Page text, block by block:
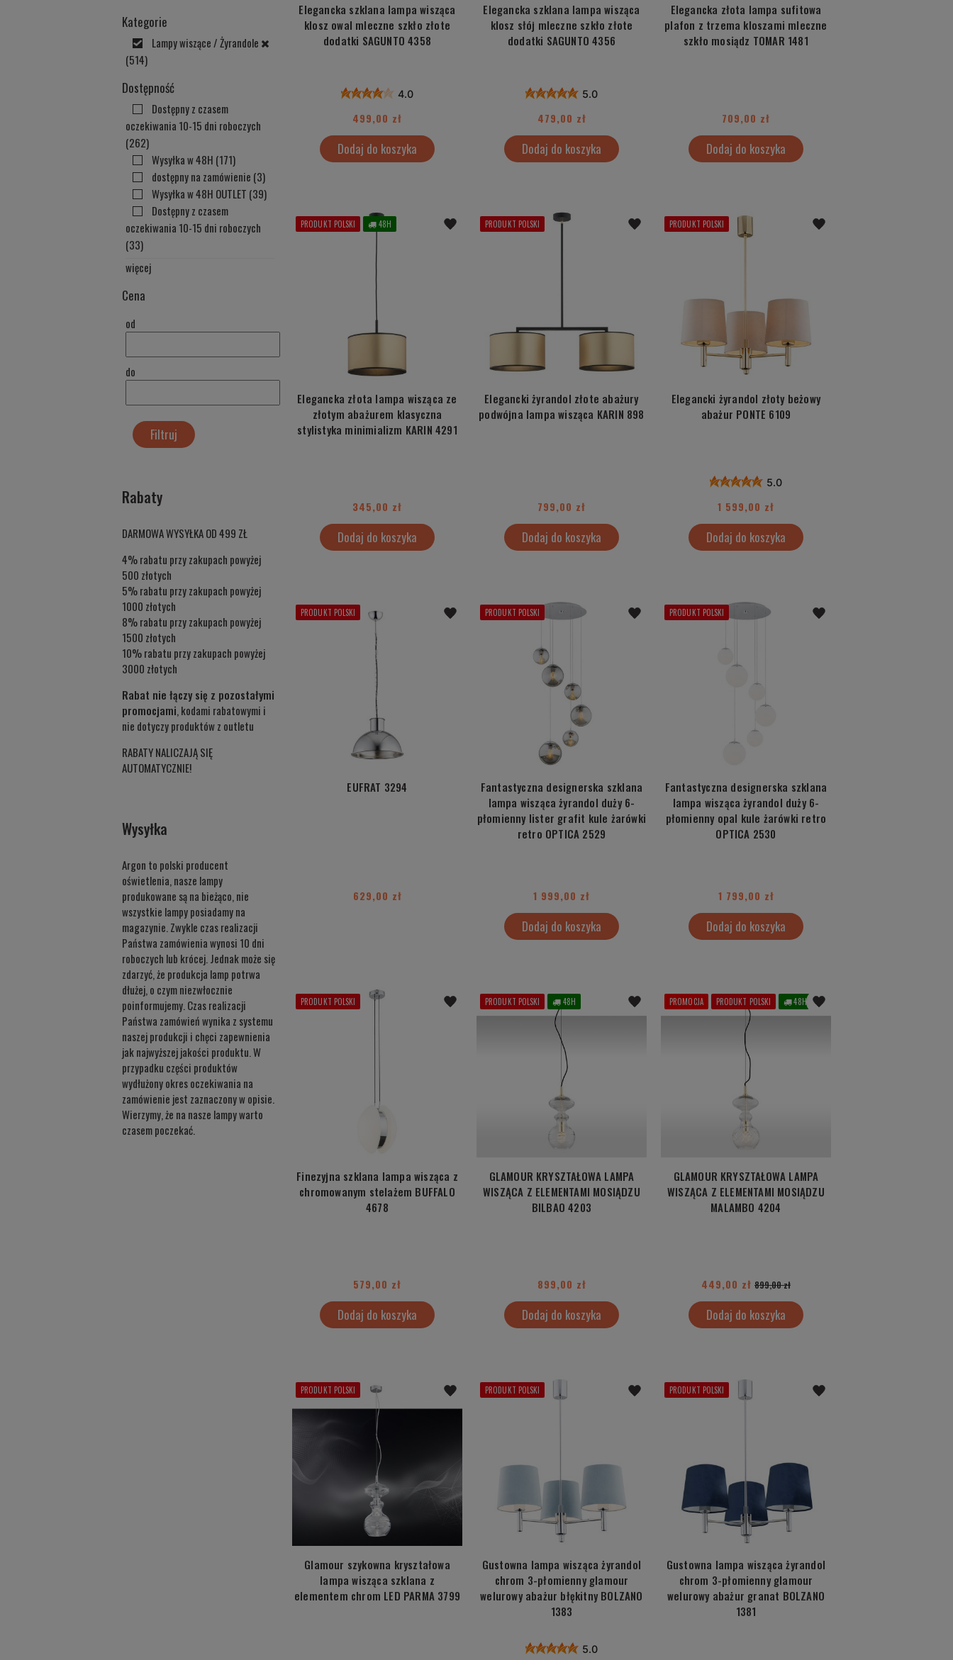
Kategorie
Lampy wiszące / Żyrandole
(514)
Dostępność
Dostępny z czasem
oczekiwania 10-15 dni roboczych
(262)
Wysyłka w 48H (171)
dostępny na zamówienie (3)
Wysyłka w 48H OUTLET (39)
Dostępny z czasem
oczekiwania 10-15 dni roboczych
(33)
więcej
Cena
od
do
Filtruj
Rabaty
DARMOWA WYSYŁKA OD 499 ZŁ
4% rabatu przy zakupach powyżej
500 złotych
5% rabatu przy zakupach powyżej
1000 złotych
8% rabatu przy zakupach powyżej
1500 złotych
10% rabatu przy zakupach powyżej
3000 złotych
Rabat nie łączy się z pozostałymi
promocjami , kodami rabatowymi i
nie dotyczy produktów z outletu
RABATY NALICZAJĄ SIĘ
AUTOMATYCZNIE!
Wysyłka
Argon to polski producent
oświetlenia, nasze lampy
produkowane są na bieżąco, nie
wszystkie lampy posiadamy na
magazynie. Zwykle czas realizacji
Państwa zamówienia wynosi 10 dni
roboczych lub krócej. Jednak może się
zdarzyć, że produkcja lamp potrwa
dłużej, o czym niezwłocznie
poinformujemy. Czas realizacji
Państwa zamówień wynika z systemu
naszej produkcji i chęci zapewnienia
jak najwyższej jakości produktu. W
przypadku części produktów
wydłużony okres oczekiwania na
zamówienie jest zaznaczony w opisie.
Wierzymy, że na nasze lampy warto
czasem poczekać.
Elegancka szklana lampa wisząca
klosz owal mleczne szkło złote
dodatki SAGUNTO 4358
4.0
499,00 zł
Dodaj do koszyka
Elegancka szklana lampa wisząca
klosz słój mleczne szkło złote
dodatki SAGUNTO 4356
5.0
479,00 zł
Dodaj do koszyka
Elegancka złota lampa sufitowa
plafon z trzema kloszami mleczne
szkło mosiądz TOMAR 1481
709,00 zł
Dodaj do koszyka
Elegancka złota lampa wisząca ze
złotym abażurem klasyczna
stylistyka minimializm KARIN 4291
345,00 zł
Dodaj do koszyka
PRODUKT POLSKI 48H
Elegancki żyrandol złote abażury
podwójna lampa wisząca KARIN 898
799,00 zł
Dodaj do koszyka
PRODUKT POLSKI
Elegancki żyrandol złoty beżowy
abażur PONTE 6109
5.0
1 599,00 zł
Dodaj do koszyka
PRODUKT POLSKI
EUFRAT 3294
629,00 zł
PRODUKT POLSKI
Fantastyczna designerska szklana
lampa wisząca żyrandol duży 6-
płomienny lister grafit kule żarówki
retro OPTICA 2529
1 999,00 zł
Dodaj do koszyka
PRODUKT POLSKI
Fantastyczna designerska szklana
lampa wisząca żyrandol duży 6-
płomienny opal kule żarówki retro
OPTICA 2530
1 799,00 zł
Dodaj do koszyka
PRODUKT POLSKI
Finezyjna szklana lampa wisząca z
chromowanym stelażem BUFFALO
4678
579,00 zł
Dodaj do koszyka
PRODUKT POLSKI
GLAMOUR KRYSZTAŁOWA LAMPA
WISZĄCA Z ELEMENTAMI MOSIĄDZU
BILBAO 4203
899,00 zł
Dodaj do koszyka
PRODUKT POLSKI 48H
GLAMOUR KRYSZTAŁOWA LAMPA
WISZĄCA Z ELEMENTAMI MOSIĄDZU
MALAMBO 4204
449,00 zł 899,00 zł
Dodaj do koszyka
PROMOCJA PRODUKT POLSKI 48H
Glamour szykowna kryształowa
lampa wisząca szklana z
elementem chrom LED PARMA 3799
PRODUKT POLSKI
Gustowna lampa wisząca żyrandol
chrom 3-płomienny glamour
welurowy abażur błękitny BOLZANO
1383
5.0
PRODUKT POLSKI
Gustowna lampa wisząca żyrandol
chrom 3-płomienny glamour
welurowy abażur granat BOLZANO
1381
PRODUKT POLSKI